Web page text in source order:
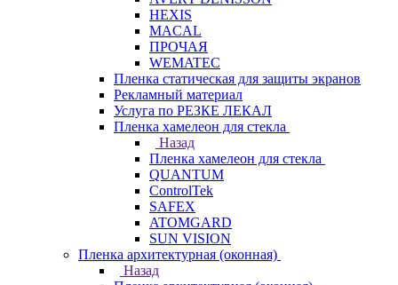
HEXIS
MACAL
ПРОЧАЯ
WEMATEC
Пленка статическая для защиты экранов
Рекламный материал
Услуга по РЕЗКЕ ЛЕКАЛ
Пленка хамелеон для стекла
Назад
Пленка хамелеон для стекла
QUANTUM
ControlTek
SAFEX
ATOMGARD
SUN VISION
Пленка архитектурная (оконная)
Назад